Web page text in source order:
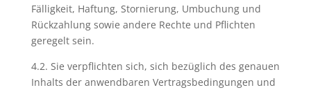
Fälligkeit, Haftung, Stornierung, Umbuchung und
Rückzahlung sowie andere Rechte und Pflichten
geregelt sein.
4.2. Sie verpflichten sich, sich bezüglich des genauen
Inhalts der anwendbaren Vertragsbedingungen und